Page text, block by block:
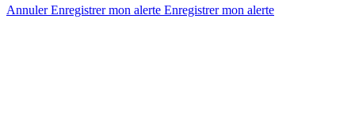
AnnulerEnregistrer mon alerte Enregistrermon alerte